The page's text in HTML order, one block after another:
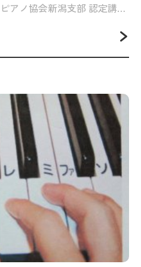
木野裕美（全日本らくらくピアノ協会新潟支部 認定講師）